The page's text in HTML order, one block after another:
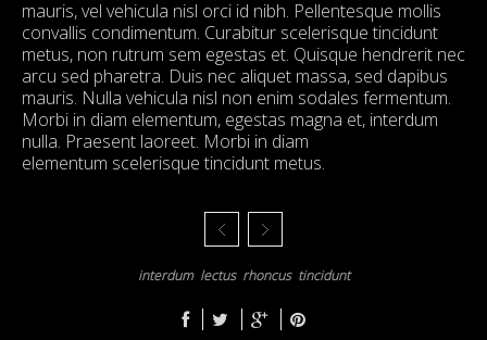
mauris, vel vehicula nisl orci id nibh. Pellentesque mollis
convallis condimentum. Curabitur scelerisque tincidunt
metus, non rutrum sem egestas et. Quisque hendrerit nec
arcu sed pharetra. Duis nec aliquet massa, sed dapibus
mauris. Nulla vehicula nisl non enim sodales fermentum.
Morbi in diam elementum, egestas magna et, interdum
nulla. Praesent laoreet. Morbi in diam
elementum scelerisque tincidunt metus.
interdum lectus rhoncus tincidunt